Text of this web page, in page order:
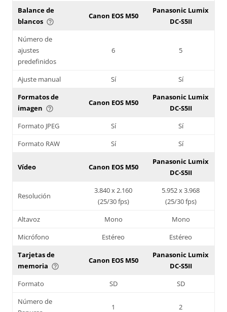
Balance de
blancos help_outline
Canon EOS M50
Panasonic Lumix
DC-S5II
Número de
ajustes
predefinidos
6 5
Ajuste manual Sí
Sí
Formatos de
imagen help_outline
Canon EOS M50
Panasonic Lumix
DC-S5II
Formato JPEG
Sí
Sí
Formato RAW
Sí Sí
Vídeo Canon EOS M50
Panasonic Lumix
DC-S5II
Resolución
3.840 x 2.160
(25/30 fps)
5.952 x 3.968
(25/30 fps)
Altavoz
Mono
Mono
Micrófono
Estéreo
Estéreo
Tarjetas de
memoria help_outline
Canon EOS M50
Panasonic Lumix
DC-S5II
Formato
SD
SD
Número de
1 2